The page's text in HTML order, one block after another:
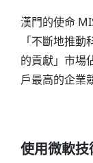
漢門的使命
「不斷地推
的貢獻」市場
戶最高的企業
使用微軟技